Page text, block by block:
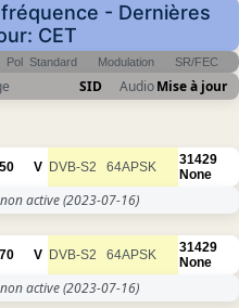
- Dernières
CET
Pol Standard Modulation SR/FEC
SID AudioMise à jour
V DVB-S2 64APSK
31429
None
active(2023-07-16)
V DVB-S2 64APSK
31429
None
active(2023-07-16)